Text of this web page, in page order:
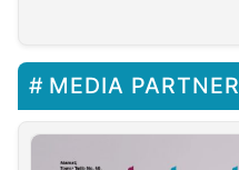
MEDIA PARTNER